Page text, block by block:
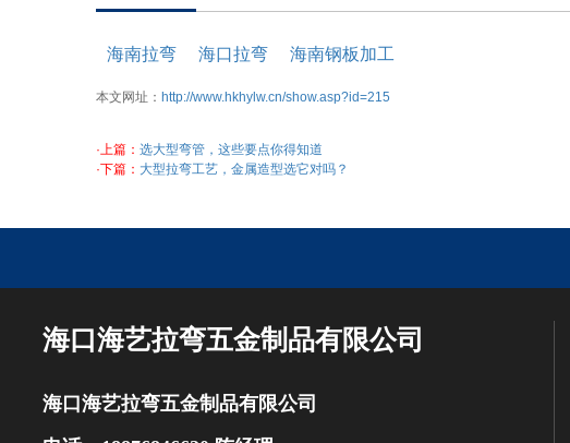
海南拉弯 海口拉弯 海南钢板加工
本文网址： http://www.hkhylw.cn/show.asp?id=215
·上篇： 选大型弯管，这些要点你得知道
·下篇： 大型拉弯工艺，金属造型选它对吗？
海口海艺拉弯五金制品有限公司
海口海艺拉弯五金制品有限公司